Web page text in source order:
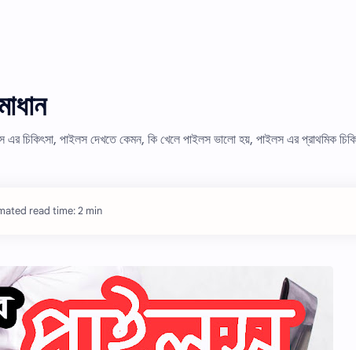
চিকিৎসা, পাইলস দেখতে কেমন, কি খেলে পাইলস ভালো হয়, পাইলস এর প্রাথমিক
read time: 2 min